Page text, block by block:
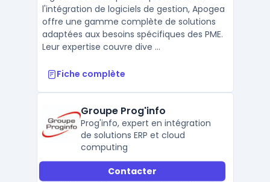
l'intégration de logiciels de gestion, Apogea
offre une gamme complète de solutions
adaptées aux besoins spécifiques des PME.
Leur expertise couvre dive ...
Fiche complète
Groupe Prog'info
Prog'info, expert en intégration
de solutions ERP et cloud
computing
Contacter